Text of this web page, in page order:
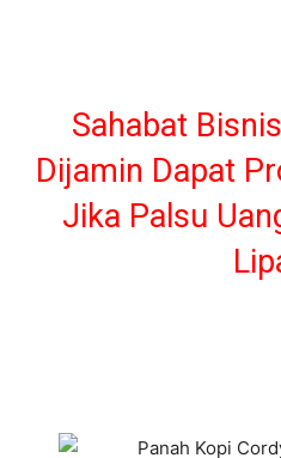
Sahabat
Dijamin Dapat
Jika Palsu